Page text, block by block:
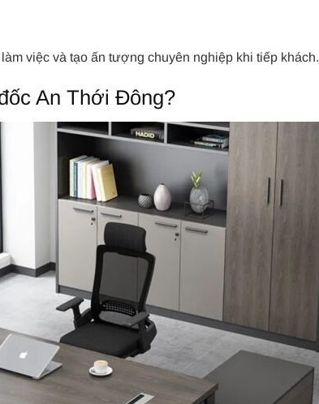
việc và tạo ấn tượng chuyên nghiệp khi tiếp khách.
An Thới Đông?